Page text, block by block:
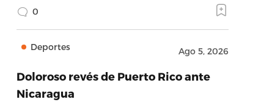
0
Deportes Ago 5, 2026
Doloroso revés de Puerto Rico ante
Nicaragua